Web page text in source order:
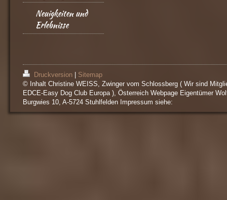
Neuigkeiten und
Erlebnisse
Druckversion
Sitemap
© Inhalt Christine WEISS, Zwinger vom Schlossberg ( Wir sind
EDCE-Easy Dog Club Europa ), Österreich Webpage Eigentümer
Burgwies 10, A-5724 Stuhlfelden Impressum siehe: